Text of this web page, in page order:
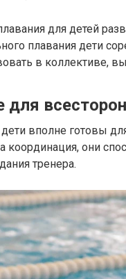
для детей
плавания дети
в коллективе,
для
вполне готовы
координация, они
тренера.